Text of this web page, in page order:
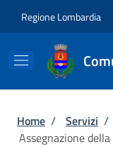
Regione Lombardia
Briciole
Home / Servizi /
Assegnazione